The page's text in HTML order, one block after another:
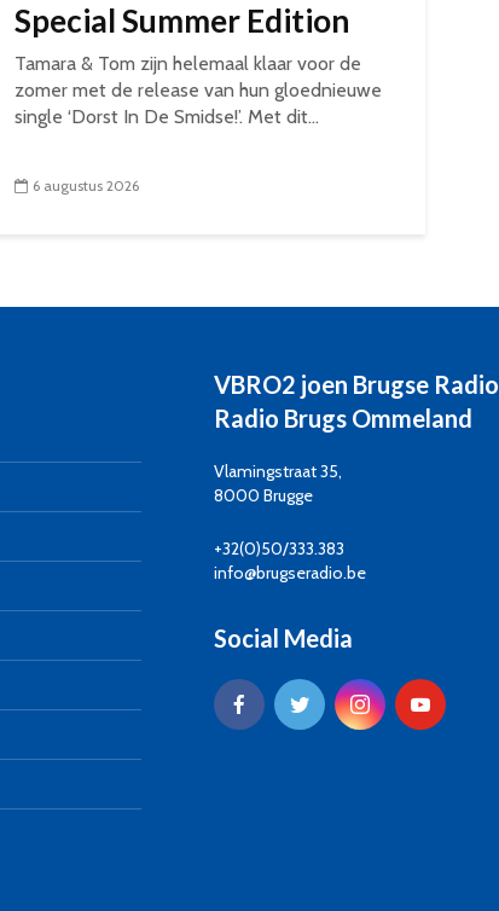
Special Summer Edition
Tamara & Tom zijn helemaal klaar voor de
zomer met de release van hun gloednieuwe
single ‘Dorst In De Smidse!’. Met dit...
6 augustus 2026
VBRO2 joen Brugse Radio
Radio Brugs Ommeland
Vlamingstraat 35,
8000 Brugge
+32(0)50/333.383
info@brugseradio.be
Social Media